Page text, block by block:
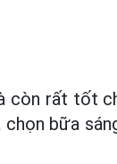
còn rất tốt
bữa